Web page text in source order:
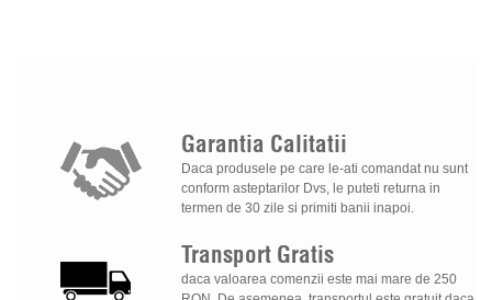
Garantia Calitatii
Daca produsele pe care le-ati comandat nu sunt
conform asteptarilor Dvs, le puteti returna in
termen de 30 zile si primiti banii inapoi.
Transport Gratis
daca valoarea comenzii este mai mare de 250